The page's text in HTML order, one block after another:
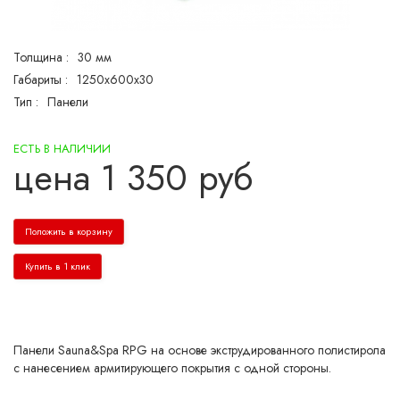
Толщина : 30 мм
Габариты :
1250х600х30
Тип : Панели
ЕСТЬ В НАЛИЧИИ
цена 1 350 руб
Положить в корзину
Купить в 1 клик
Панели Sauna&Spa RPG на основе экструдированного полистирола
с нанесением армитирующего покрытия с одной стороны.